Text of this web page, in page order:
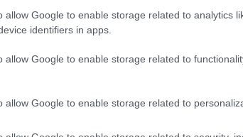
allow Google to enable storage related to analytics
identifiers in apps.
allow Google to enable storage related to
allow Google to enable storage related to
ή Audiobooks
υπάρχουν podcasts που καλύπτουν
επιχειρηματικότητα και
δεν είχες χρόνο να διαβάσεις βιβλία